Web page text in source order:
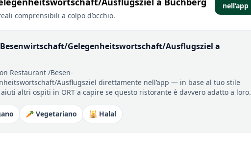
comprensibili a colpo d’occhio.
nell’app
Gelegenheitswortschaft/Ausflugsziel a
Restaurant /Besen-
Ausflugsziel direttamente nell’app — in base al tuo stile
altri ospiti in ORT a capire se questo ristorante è davvero adatto a loro.
🥕 Vegetariano 🕌 Halal